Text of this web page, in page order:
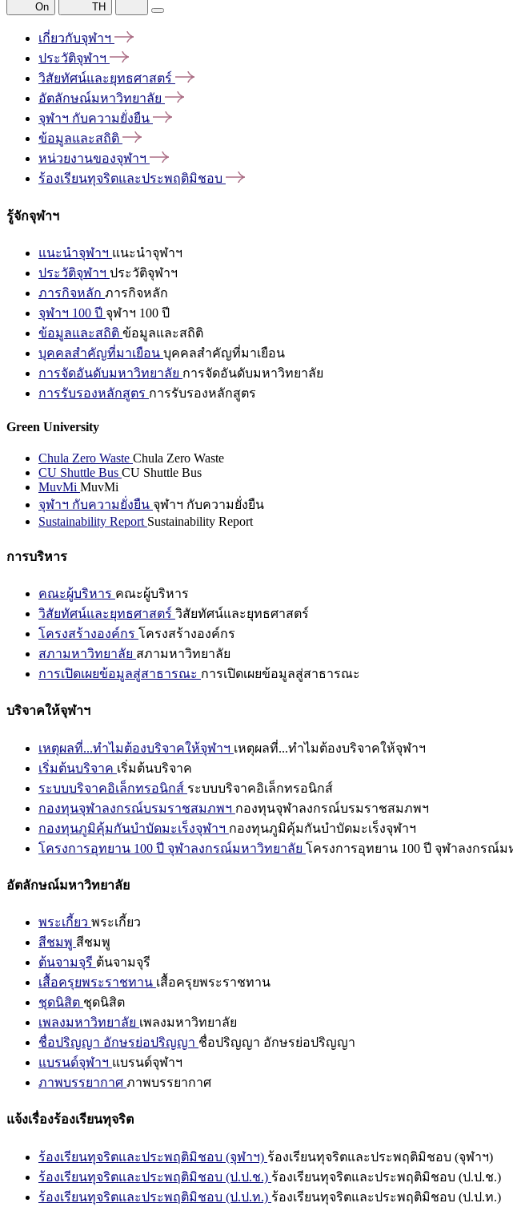
On TH
เกี่ยวกับจุฬาฯ
ประวัติจุฬาฯ
วิสัยทัศน์และยุทธศาสตร์
อัตลักษณ์มหาวิทยาลัย
จุฬาฯ กับความยั่งยืน
ข้อมูลและสถิติ
หน่วยงานของจุฬาฯ
ร้องเรียนทุจริตและประพฤติมิชอบ
รู้จักจุฬาฯ
แนะนำจุฬาฯ แนะนำจุฬาฯ
ประวัติจุฬาฯ ประวัติจุฬาฯ
ภารกิจหลัก ภารกิจหลัก
จุฬาฯ 100 ปี จุฬาฯ 100 ปี
ข้อมูลและสถิติ ข้อมูลและสถิติ
บุคคลสำคัญที่มาเยือน บุคคลสำคัญที่มาเยือน
การจัดอันดับมหาวิทยาลัย การจัดอันดับมหาวิทยาลัย
การรับรองหลักสูตร การรับรองหลักสูตร
Green University
Chula Zero Waste Chula Zero Waste
CU Shuttle Bus CU Shuttle Bus
MuvMi MuvMi
จุฬาฯ กับความยั่งยืน จุฬาฯ กับความยั่งยืน
Sustainability Report Sustainability Report
การบริหาร
คณะผู้บริหาร คณะผู้บริหาร
วิสัยทัศน์และยุทธศาสตร์ วิสัยทัศน์และยุทธศาสตร์
โครงสร้างองค์กร โครงสร้างองค์กร
สภามหาวิทยาลัย สภามหาวิทยาลัย
การเปิดเผยข้อมูลสู่สาธารณะ การเปิดเผยข้อมูลสู่สาธารณะ
บริจาคให้จุฬาฯ
เหตุผลที่...ทำไมต้องบริจาคให้จุฬาฯ เหตุผลที่...ทำไมต้องบริจาคให้จุฬาฯ
เริ่มต้นบริจาค เริ่มต้นบริจาค
ระบบบริจาคอิเล็กทรอนิกส์ ระบบบริจาคอิเล็กทรอนิกส์
กองทุนจุฬาลงกรณ์บรมราชสมภพฯ กองทุนจุฬาลงกรณ์บรมราชสมภพฯ
กองทุนภูมิคุ้มกันบำบัดมะเร็งจุฬาฯ กองทุนภูมิคุ้มกันบำบัดมะเร็งจุฬาฯ
โครงการอุทยาน 100 ปี จุฬาลงกรณ์มหาวิทยาลัย โครงการอุทยาน 100 ปี จุฬาลงกรณ์ม
อัตลักษณ์มหาวิทยาลัย
พระเกี้ยว พระเกี้ยว
สีชมพู สีชมพู
ต้นจามจุรี ต้นจามจุรี
เสื้อครุยพระราชทาน เสื้อครุยพระราชทาน
ชุดนิสิต ชุดนิสิต
เพลงมหาวิทยาลัย เพลงมหาวิทยาลัย
ชื่อปริญญา อักษรย่อปริญญา ชื่อปริญญา อักษรย่อปริญญา
แบรนด์จุฬาฯ แบรนด์จุฬาฯ
ภาพบรรยากาศ ภาพบรรยากาศ
แจ้งเรื่องร้องเรียนทุจริต
ร้องเรียนทุจริตและประพฤติมิชอบ (จุฬาฯ) ร้องเรียนทุจริตและประพฤติมิชอบ (จุฬาฯ)
ร้องเรียนทุจริตและประพฤติมิชอบ (ป.ป.ช.) ร้องเรียนทุจริตและประพฤติมิชอบ (ป.ป.ช.)
ร้องเรียนทุจริตและประพฤติมิชอบ (ป.ป.ท.) ร้องเรียนทุจริตและประพฤติมิชอบ (ป.ป.ท.)